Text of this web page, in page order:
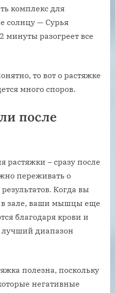
комплекс для
солнцу — Сурья
минуты разогреет все
то вот о растяжке
много споров.
после
растяжки – сразу после
переживать о
Когда вы
в зале, ваши мышцы еще
благодаря крови и
лучший диапазон
полезна, поскольку
негативные